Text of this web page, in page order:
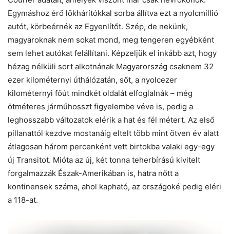
Egymáshoz érő lökhárítókkal sorba állítva ezt a nyolcmillió
autót, körbeérnék az Egyenlítőt. Szép, de nekünk,
magyaroknak nem sokat mond, meg tengeren egyébként
sem lehet autókat felállítani. Képzeljük el inkább azt, hogy
hézag nélküli sort alkotnának Magyarország csaknem 32
ezer kilométernyi úthálózatán, sőt, a nyolcezer
kilométernyi főút mindkét oldalát elfoglalnák – még
ötméteres járműhosszt figyelembe véve is, pedig a
leghosszabb változatok elérik a hat és fél métert. Az első
pillanattól kezdve mostanáig eltelt több mint ötven év alatt
átlagosan három percenként vett birtokba valaki egy-egy
új Transitot. Mióta az új, két tonna teherbírású kivitelt
forgalmazzák Észak-Amerikában is, hatra nőtt a
kontinensek száma, ahol kapható, az országoké pedig eléri
a 118-at.